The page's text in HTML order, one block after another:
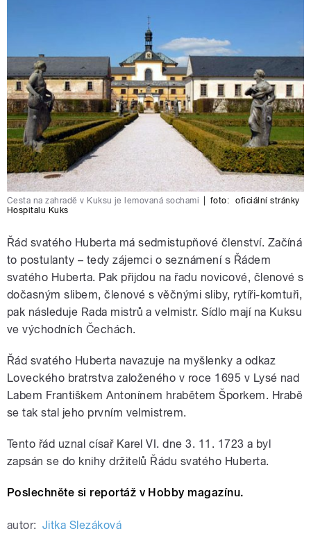
Cesta na zahradě v Kuksu je lemovaná sochami foto:
oficiální stránky
Hospitalu Kuks
Řád svatého Huberta má sedmistupňové členství. Začíná
to postulanty – tedy zájemci o seznámení s Řádem
svatého Huberta. Pak přijdou na řadu novicové, členové s
dočasným slibem, členové s věčnými sliby, rytíři-komtuři,
pak následuje Rada mistrů a velmistr. Sídlo mají na Kuksu
ve východních Čechách.
Řád svatého Huberta navazuje na myšlenky a odkaz
Loveckého bratrstva založeného v roce 1695 v Lysé nad
Labem Františkem Antonínem hrabětem Šporkem. Hrabě
se tak stal jeho prvním velmistrem.
Tento řád uznal císař Karel VI. dne 3. 11. 1723 a byl
zapsán se do knihy držitelů Řádu svatého Huberta.
Poslechněte si reportáž v Hobby magazínu.
autor: Jitka Slezáková